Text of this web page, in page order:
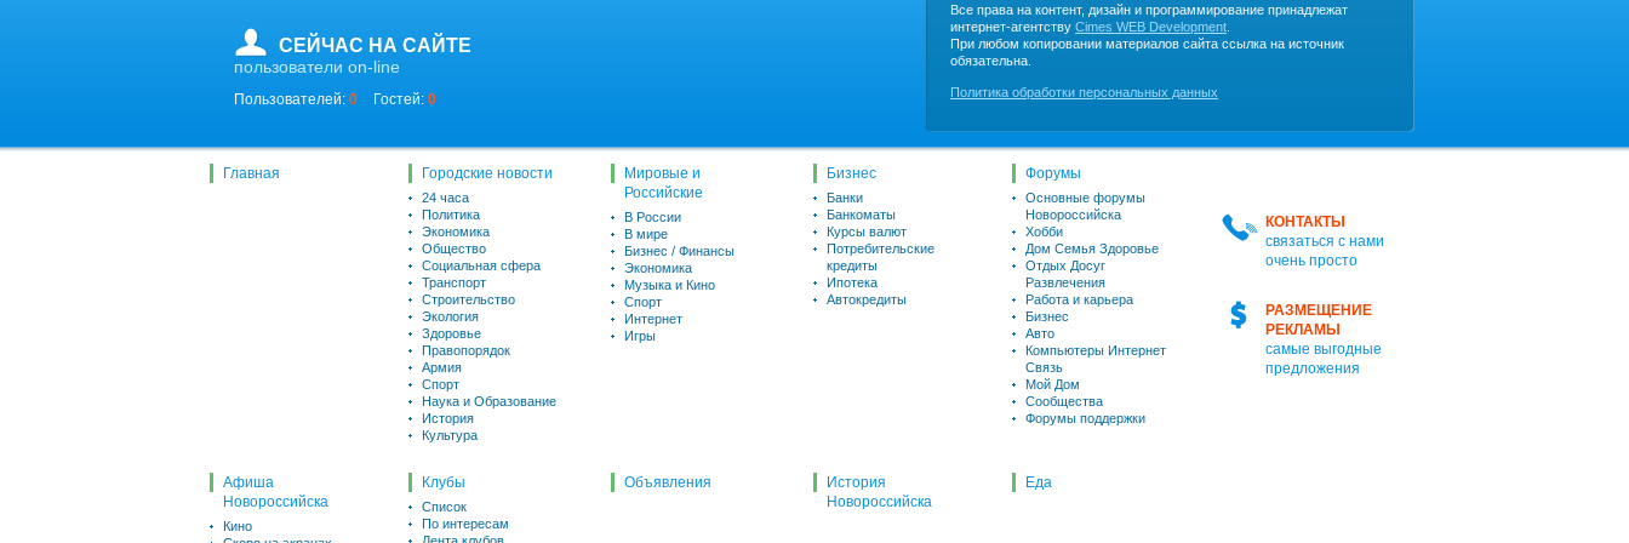
Все права на контент, дизайн и программирование принадлежат
интернет-агентству Cimes WEB Development
При любом копировании материалов сайта ссылка на источник
обязательна.
Политика обработки персональных данных
СЕЙЧАС НА САЙТЕ
пользователи on-line
Пользователей: 0 Гостей: 0
КОНТАКТЫ
связаться с нами
очень просто
РАЗМЕЩЕНИЕ
РЕКЛАМЫ
самые выгодные
предложения
Главная Городские новости
24 часа
Политика
Экономика
Общество
Социальная сфера
Транспорт
Строительство
Экология
Здоровье
Правопорядок
Армия
Спорт
Наука и Образование
История
Культура
Мировые и
Российские
В России
В мире
Бизнес / Финансы
Экономика
Музыка и Кино
Спорт
Интернет
Игры
Бизнес
Банки
Банкоматы
Курсы валют
Потребительские
кредиты
Ипотека
Автокредиты
Форумы
Основные форумы
Новороссийска
Хобби
Дом Семья Здоровье
Отдых Досуг
Развлечения
Работа и карьера
Бизнес
Авто
Компьютеры Интернет
Связь
Мой Дом
Сообщества
Форумы поддержки
Афиша
Новороссийска
Кино
Клубы
Список
По интересам
Объявления
История
Новороссийска
Еда